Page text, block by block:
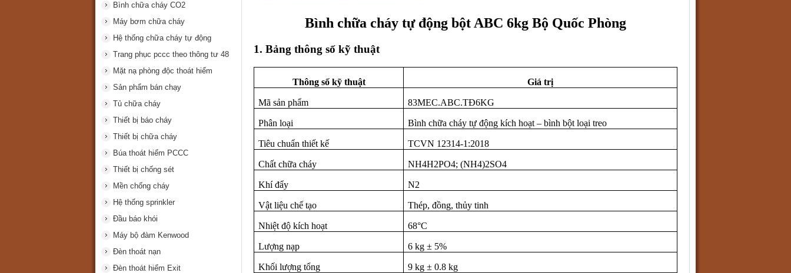
Bình chữa cháy CO2
Máy bơm chữa cháy
Hệ thống chữa cháy tự động
Trang phục pccc theo thông tư 48
Mặt nạ phòng độc thoát hiểm
Sản phẩm bán chạy
Tủ chữa cháy
Thiết bị báo cháy
Thiết bị chữa cháy
Búa thoát hiểm PCCC
Thiết bị chống sét
Mền chống cháy
Hệ thống sprinkler
Đầu báo khói
Máy bộ đàm Kenwood
Đèn thoát nạn
Đèn thoát hiểm Exit
Bình chữa cháy tự động bột ABC 6kg Bộ Quốc Phòng
1. Bảng thông số kỹ thuật
Thông số kỹ thuật Giá trị
Mã sản phẩm 83MEC.ABC.TĐ6KG
Phân loại Bình chữa cháy tự động kích hoạt – bình bột loại treo
Tiêu chuẩn thiết kế TCVN 12314-1:2018
Chất chữa cháy NH4H2PO4; (NH4)2SO4
Khí đẩy N2
Vật liệu chế tạo Thép, đồng, thủy tinh
Nhiệt độ kích hoạt 68°C
Lượng nạp 6 kg ± 5%
Khối lượng tổng 9 kg ± 0.8 kg